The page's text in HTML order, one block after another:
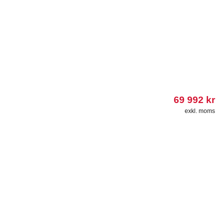
69 992 kr
exkl. moms